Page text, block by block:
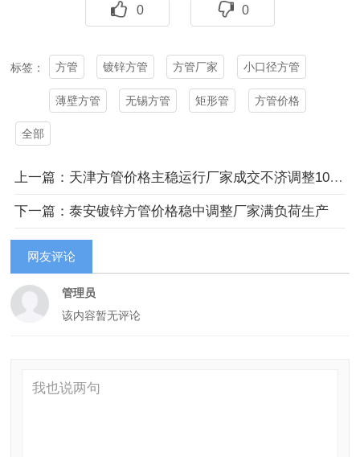
0 0
标签： 方管 镀锌方管 方管厂家 小口径方管
薄壁方管 无锡方管 矩形管 方管价格
全部
上一篇：天津方管价格主稳运行厂家成交不济调整10-50
下一篇：泰安镀锌方管价格稳中调整厂家满负荷生产
网友评论
管理员
该内容暂无评论